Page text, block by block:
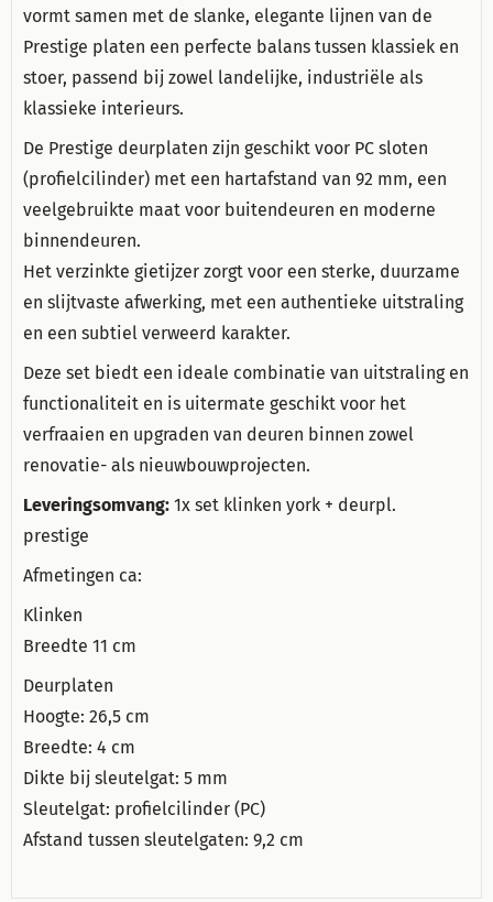
vormt samen met de slanke, elegante lijnen van de
Prestige platen een perfecte balans tussen klassiek en
stoer, passend bij zowel landelijke, industriële als
klassieke interieurs.
De Prestige deurplaten zijn geschikt voor PC sloten
(profielcilinder) met een hartafstand van 92 mm, een
veelgebruikte maat voor buitendeuren en moderne
binnendeuren.
Het verzinkte gietijzer zorgt voor een sterke, duurzame
en slijtvaste afwerking, met een authentieke uitstraling
en een subtiel verweerd karakter.
Deze set biedt een ideale combinatie van uitstraling en
functionaliteit en is uitermate geschikt voor het
verfraaien en upgraden van deuren binnen zowel
renovatie- als nieuwbouwprojecten.
Leveringsomvang: 1x set klinken york + deurpl.
prestige
Afmetingen ca:
Klinken
Breedte 11 cm
Deurplaten
Hoogte: 26,5 cm
Breedte: 4 cm
Dikte bij sleutelgat: 5 mm
Sleutelgat: profielcilinder (PC)
Afstand tussen sleutelgaten: 9,2 cm